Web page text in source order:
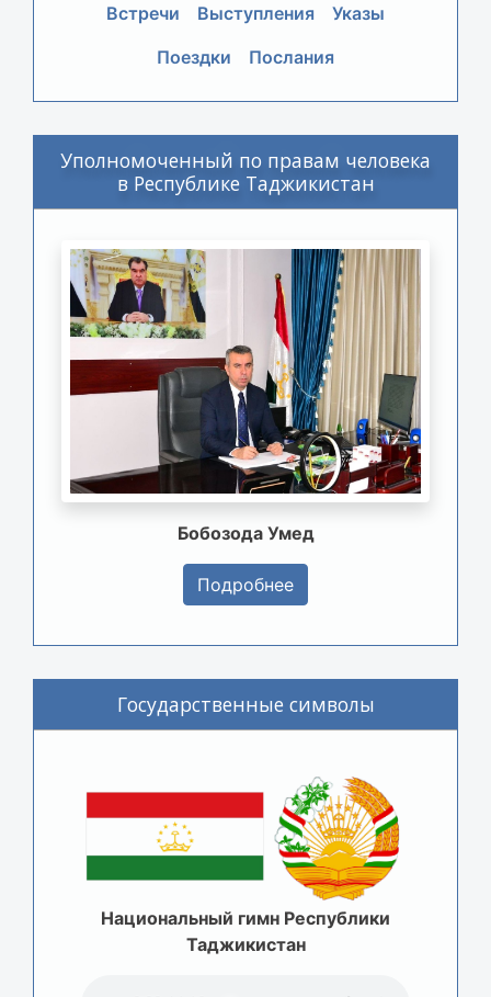
Встречи Выступления
Указы
Поездки
Послания
Уполномоченный по правам человека
в Республике Таджикистан
Бобозода Умед
Подробнее
Государственные символы
Национальный гимн Республики
Таджикистан